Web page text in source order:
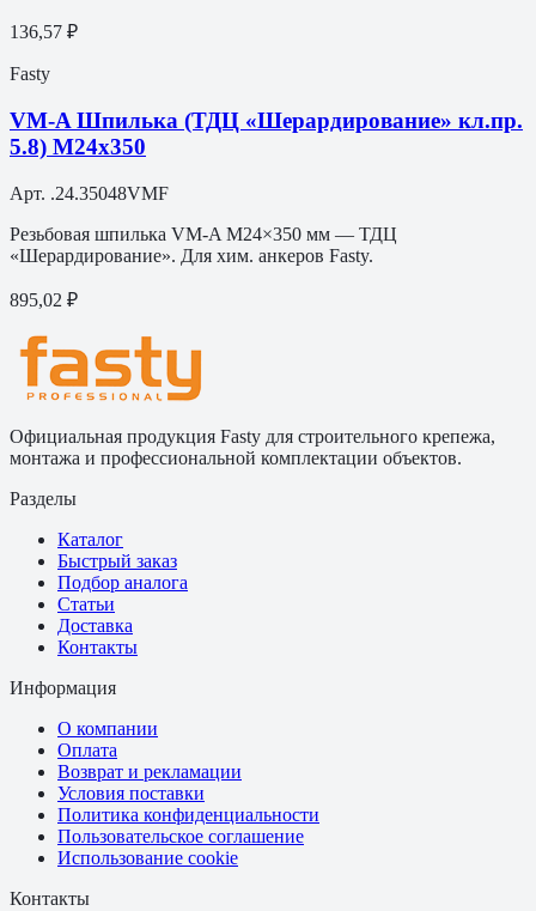
136,57 ₽
Fasty
VM-A Шпилька (ТДЦ «Шерардирование» кл.пр.
5.8) M24х350
Арт. .24.35048VMF
Резьбовая шпилька VM-A M24×350 мм — ТДЦ
«Шерардирование». Для хим. анкеров Fasty.
895,02 ₽
Официальная продукция Fasty для строительного крепежа,
монтажа и профессиональной комплектации объектов.
Разделы
Каталог
Быстрый заказ
Подбор аналога
Статьи
Доставка
Контакты
Информация
О компании
Оплата
Возврат и рекламации
Условия поставки
Политика конфиденциальности
Пользовательское соглашение
Использование cookie
Контакты